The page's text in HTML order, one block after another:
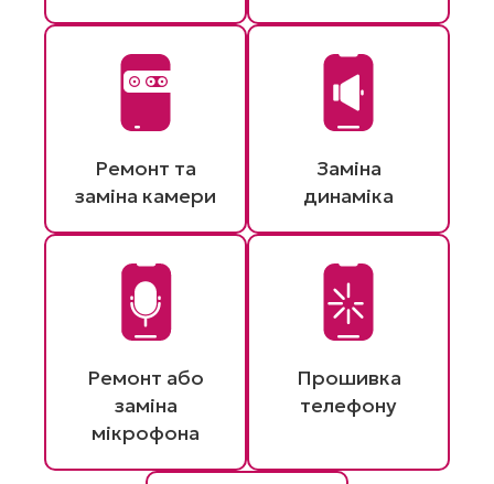
Ремонт та
заміна камери
Заміна
динаміка
Ремонт або
заміна
мікрофона
Прошивка
телефону